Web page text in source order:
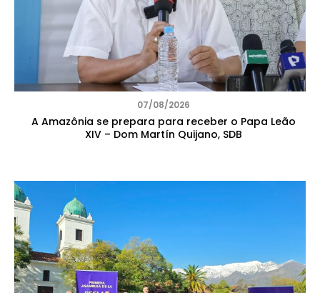
07/08/2026
A Amazônia se prepara para receber o Papa Leão
XIV – Dom Martín Quijano, SDB